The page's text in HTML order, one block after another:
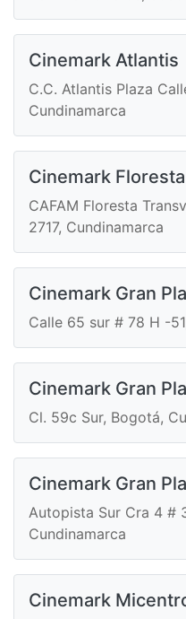
Cinemark Atlantis
C.C. Atlantis Plaza
Cundinamarca
Cinemark Floresta
CAFAM Floresta
2717, Cundinamarca
Cinemark Gran
Calle 65 sur # 78 H -
Cinemark Gran
Cl. 59c Sur, Bogotá,
Cinemark Gran
Autopista Sur Cra 4 #
Cundinamarca
Cinemark